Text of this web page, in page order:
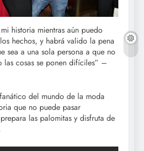
historia mientras aún puedo
hechos, y habrá valido la pena
sea a una sola persona a que no
las cosas se ponen difíciles” –
del mundo de la moda
que no puede pasar
las palomitas y disfruta de